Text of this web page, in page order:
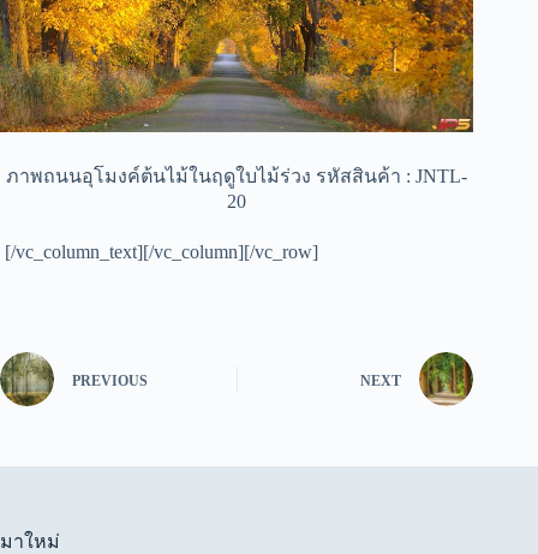
ภาพถนนอุโมงค์ต้นไม้ในฤดูใบไม้ร่วง รหัสสินค้า : JNTL-
20
[/vc_column_text][/vc_column][/vc_row]
PREVIOUS NEXT
มาใหม่